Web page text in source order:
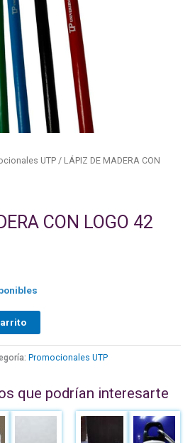
UTP / LÁPIZ DE MADERA CON
CON LOGO 42
Promocionales UTP
que podrían interesarte
Este
producto